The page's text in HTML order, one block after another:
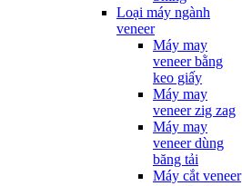
Loại máy ngành
veneer
Máy may
veneer bằng
keo giấy
Máy may
veneer zig zag
Máy may
veneer dùng
băng tải
Máy cắt veneer